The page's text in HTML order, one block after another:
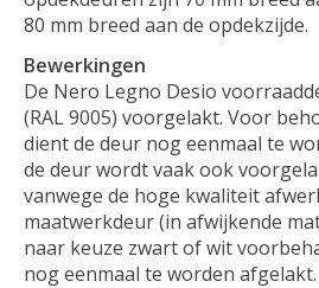
80 mm breed aan de opdekzijde.
Bewerkingen
De Nero Legno Desio
(RAL 9005) voorgelakt. Voor
dient de deur nog eenmaal te
de deur wordt vaak ook
vanwege de hoge kwaliteit
maatwerkdeur (in afwijkende
naar keuze zwart of wit
nog eenmaal te worden afgelakt.